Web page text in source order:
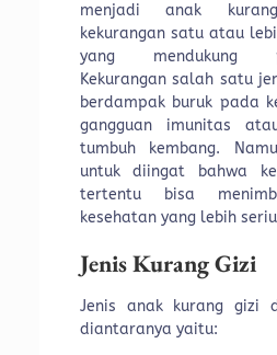
menjadi anak
kekurangan satu atau
yang mendukung
Kekurangan salah satu
berdampak buruk pada
gangguan imunitas
tumbuh kembang.
untuk diingat bahwa
tertentu bisa
kesehatan yang lebih
Jenis Kurang Gizi
Jenis anak kurang gizi
diantaranya yaitu: